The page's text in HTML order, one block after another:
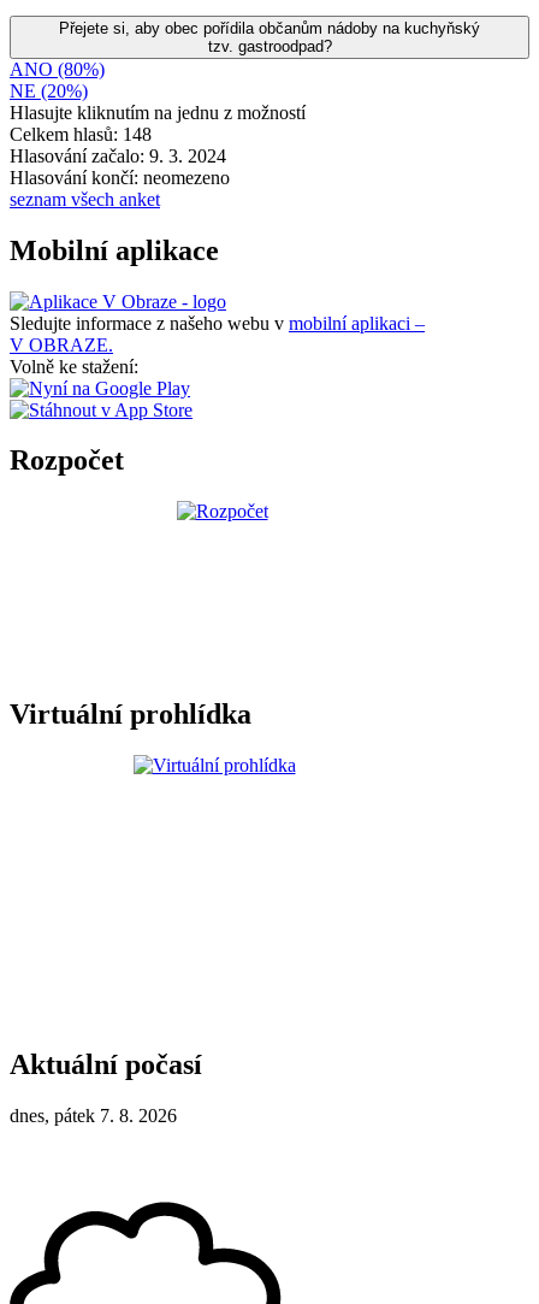
Přejete si, aby obec pořídila občanům nádoby na kuchyňský
tzv. gastroodpad?
ANO (80%)
NE (20%)
Hlasujte kliknutím na jednu z možností
Celkem hlasů: 148
Hlasování začalo: 9. 3. 2024
Hlasování končí: neomezeno
seznam všech anket
Mobilní aplikace
Sledujte informace z našeho webu v mobilní aplikaci –
V OBRAZE.
Volně ke stažení:
Rozpočet
Virtuální prohlídka
Aktuální počasí
dnes, pátek 7. 8. 2026